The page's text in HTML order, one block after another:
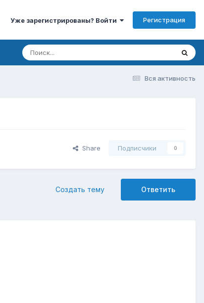
Уже зарегистрированы? Войти Регистрация
Вся активность
Share Подписчики 0
Ответить
Создать тему